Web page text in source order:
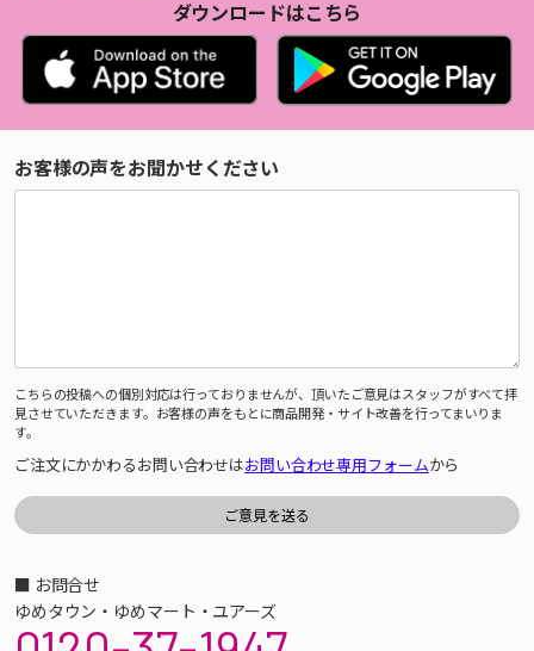
ダウンロードはこちら
お客様の声をお聞かせください
こちらの投稿への個別対応は行っておりませんが、頂いたご意見はスタッフがすべて拝
見させていただきます。お客様の声をもとに商品開発・サイト改善を行ってまいりま
す。
ご注文にかかわるお問い合わせはお問い合わせ専用フォームから
■ お問合せ
ゆめタウン・ゆめマート・ユアーズ